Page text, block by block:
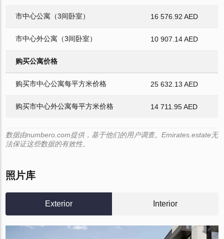
市中心公寓（3间卧室） 16 576.92 AED
市中心外公寓（3间卧室） 10 907.14 AED
购买公寓价格
购买市中心公寓每平方米价格 25 632.13 AED
购买市中心外公寓每平方米价格 14 711.95 AED
数据由numbero.com提供，基于他们的用户调查。Emirates.estate无
法保证这些数据的有效性。
照片库
Exterior Interior